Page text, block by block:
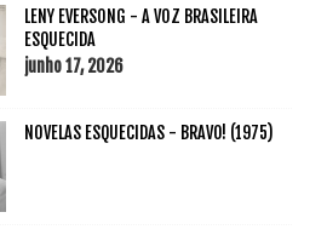
LENY EVERSONG - A VOZ BRASILEIRA
ESQUECIDA
junho 17, 2026
NOVELAS ESQUECIDAS - BRAVO! (1975)